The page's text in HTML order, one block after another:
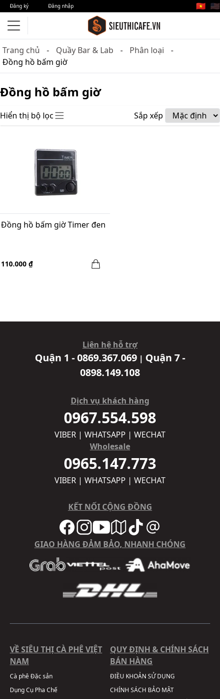
Đăng ký Đăng nhập 🇻🇳 🇺🇸
Trang chủ Quầy Bar & Lab
Phân loại
Đồng hồ bấm giờ
Đồng hồ bấm giờ
Hiển thị bộ lọc Sắp xếp
Đồng hồ bấm giờ Timer đen
110.000 ₫
Liên hệ hỗ trợ
Quận 1 - 0869.367.069 | Quận 7 -
0898.149.108
Dịch vụ khách hàng
0967.554.598
VIBER | WHATSAPP | WECHAT
Wholesale
0965.147.773
VIBER | WHATSAPP | WECHAT
KẾT NỐI CỘNG ĐỒNG
GIAO HÀNG ĐẢM BẢO, NHANH CHÓNG
VỀ SIÊU THỊ CÀ PHÊ VIỆT
NAM
Cà phê Đặc sản
Dụng Cụ Pha Chế
QUY ĐỊNH & CHÍNH SÁCH
BÁN HÀNG
ĐIỀU KHOẢN SỬ DỤNG
CHÍNH SÁCH BẢO MẬT